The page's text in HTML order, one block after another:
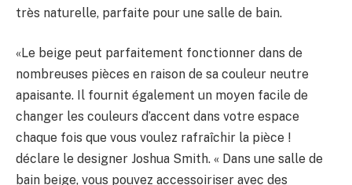
très naturelle, parfaite pour une salle de bain.
«Le beige peut parfaitement fonctionner dans de
nombreuses pièces en raison de sa couleur neutre
apaisante. Il fournit également un moyen facile de
changer les couleurs d’accent dans votre espace
chaque fois que vous voulez rafraîchir la pièce !
déclare le designer Joshua Smith. « Dans une salle de
bain beige, vous pouvez accessoiriser avec des